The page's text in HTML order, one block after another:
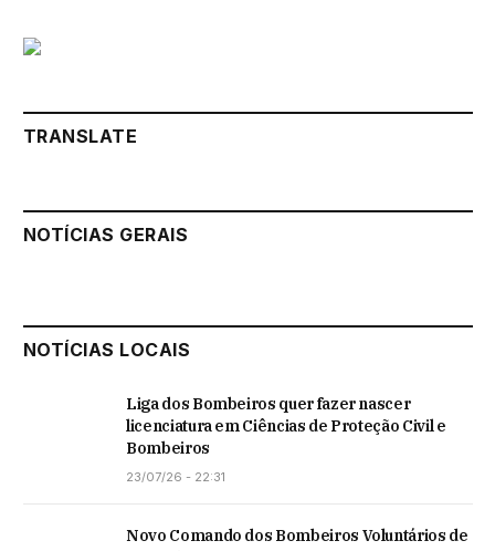
TRANSLATE
NOTÍCIAS GERAIS
NOTÍCIAS LOCAIS
Liga dos Bombeiros quer fazer nascer
licenciatura em Ciências de Proteção Civil e
Bombeiros
23/07/26 - 22:31
Novo Comando dos Bombeiros Voluntários de